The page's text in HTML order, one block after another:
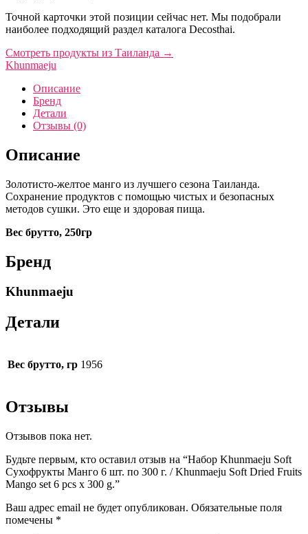
Точной карточки этой позиции сейчас нет. Мы подобрали
наиболее подходящий раздел каталога Decosthai.
Смотреть продукты из Таиланда →
Khunmaeju
Описание
Бренд
Детали
Отзывы (0)
Описание
Золотисто-желтое манго из лучшего сезона Таиланда.
Сохранение продуктов с помощью чистых и безопасных
методов сушки. Это еще и здоровая пища.
Вес брутто, 250гр
Бренд
Khunmaeju
Детали
Вес брутто, гр 1956
Отзывы
Отзывов пока нет.
Будьте первым, кто оставил отзыв на “Набор Khunmaeju Soft
Сухофрукты Манго 6 шт. по 300 г. / Khunmaeju Soft Dried Fruits
Mango set 6 pcs x 300 g.”
Ваш адрес email не будет опубликован. Обязательные поля
помечены *